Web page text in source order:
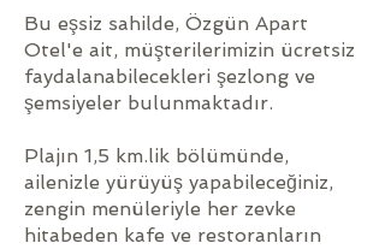
Bu eşsiz sahilde, Özgün Apart
Otel'e ait, müşterilerimizin ücretsiz
faydalanabilecekleri şezlong ve
şemsiyeler bulunmaktadır.
Plajın 1,5 km.lik bölümünde,
ailenizle yürüyüş yapabileceğiniz,
zengin menüleriyle her zevke
hitabeden kafe ve restoranların